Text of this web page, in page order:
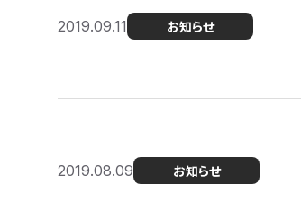
2019.09.11 お知らせ
2019.08.09 お知らせ